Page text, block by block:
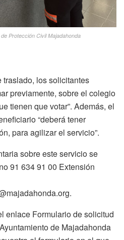
Protección Civil Majadahonda
los solicitantes
previamente, sobre el colegio
tienen que votar”. Además, el
“deberá tener
para agilizar el servicio”.
sobre este servicio se
91 634 91 00 Extensión
enlace Formulario de solicitud
de Majadahonda